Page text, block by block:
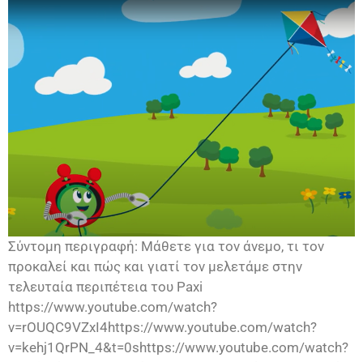
Σύντομη περιγραφή: Μάθετε για τον άνεμο, τι τον
προκαλεί και πώς και γιατί τον μελετάμε στην
τελευταία περιπέτεια του Paxi
https://www.youtube.com/watch?
v=rOUQC9VZxI4https://www.youtube.com/watch?
v=kehj1QrPN_4&t=0shttps://www.youtube.com/watch?